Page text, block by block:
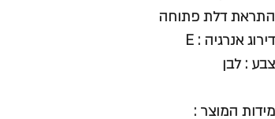
התראת דלת פתוחה
דירוג אנרגיה : E
צבע : לבן
מידות המוצר :